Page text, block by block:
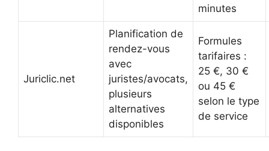
minutes
Juriclic.net
Planification de
rendez-vous
avec
juristes/avocats,
plusieurs
alternatives
disponibles
Formules
tarifaires :
25 €, 30 €
ou 45 €
selon le type
de service